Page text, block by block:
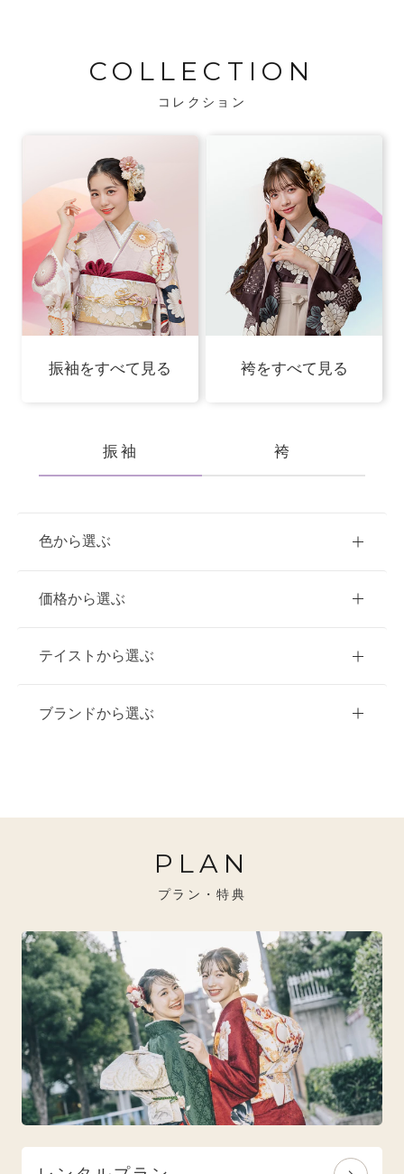
COLLECTION
コレクション
振袖をすべて見る 袴をすべて見る
振袖 袴
色から選ぶ
赤
価格から選ぶ
ご購入
10万円台以下
20万円～26万円未満
26万円～31万円未満
テイストから選ぶ
クラシック
クール
ナチュラル
ブランドから選ぶ
イエベ秋におすすめ
ブルべ夏におすすめ
ブルべ冬におすすめ
特選技法
オリジナルブランド
人気モデルブランド
PLAN
プラン・特典